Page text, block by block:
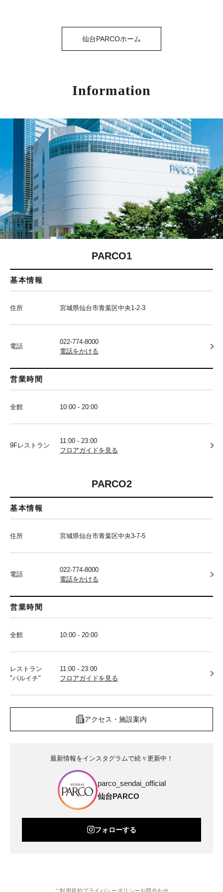
仙台PARCOホーム
Information
PARCO1
基本情報
住所 宮城県仙台市青葉区中央1-2-3
電話
022-774-8000
電話をかける
営業時間
全館 10:00 - 20:00
9Fレストラン
11:00 - 23:00
フロアガイドを見る
PARCO2
基本情報
住所 宮城県仙台市青葉区中央3-7-5
電話
022-774-8000
電話をかける
営業時間
全館 10:00 - 20:00
レストラン
"パルイチ"
11:00 - 23:00
フロアガイドを見る
アクセス・施設案内
最新情報をインスタグラムで続々更新中！
parco_sendai_official
仙台PARCO
フォローする
ご利用規約プライバシーポリシー お問合わせ